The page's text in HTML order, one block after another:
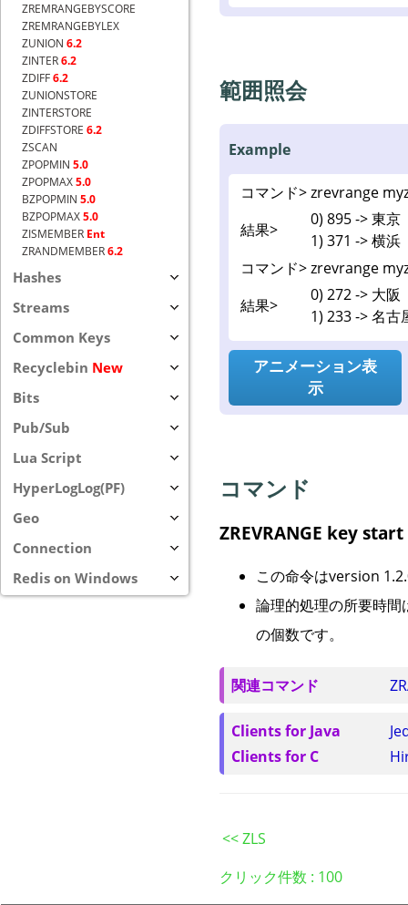
ZREMRANGEBYSCORE
ZREMRANGEBYLEX
ZUNION 6.2
ZINTER6.2
ZDIFF6.2
ZUNIONSTORE
ZINTERSTORE
ZDIFFSTORE 6.2
ZSCAN
ZPOPMIN 5.0
ZPOPMAX5.0
BZPOPMIN 5.0
BZPOPMAX5.0
ZISMEMBER Ent
ZRANDMEMBER6.2
Hashes
Streams
Common Keys
Recyclebin New
Bits
Pub/Sub
Lua Script
HyperLogLog(PF)
Geo
Connection
Redis on Windows
範囲照会
Example
コマンド>zrevrange
結果>
0) 895 -> 東京
1) 371 -> 横浜
コマンド>zrevrange
結果>
0) 272 -> 大阪
1) 233 -> 名古
アニメーション表
示
コマンド
ZREVRANGE key
この命令はversion
論理的処理の所要時
の個数です。
関連コマンド
Clients for Java
Clients for C
<< ZLS
クリック件数 : 100